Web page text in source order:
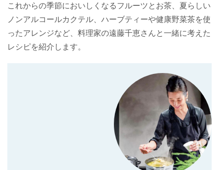
これからの季節においしくなるフルーツとお茶、夏らしい
ノンアルコールカクテル、ハーブティーや健康野菜茶を使
ったアレンジなど、料理家の遠藤千恵さんと一緒に考えた
レシピを紹介します。